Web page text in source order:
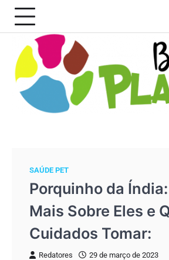
Skip
content
SAÚDE PET
Porquinho da
Mais Sobre Eles e
Cuidados Tomar:
Redatores 29 de março de 2023